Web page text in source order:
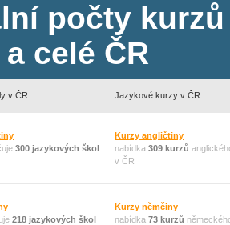
počty
celé ČR
v ČR Jazykové kurzy v ČR
300 jazykových škol
Kurzy angličtiny
nabídka 309 kurzů
v ČR
218 jazykových škol
Kurzy němčiny
nabídka 73 kurzů